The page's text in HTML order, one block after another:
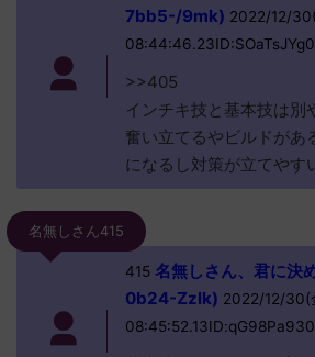
7bb5-/9mk) 2022/12/
>>405
インチキ技と基本技は別
奮い立てるやビルドがあ
になるし対策が立てやす
名無しさん415
415名無しさん、君に決
0b24-Zzlk) 2022/12/30(